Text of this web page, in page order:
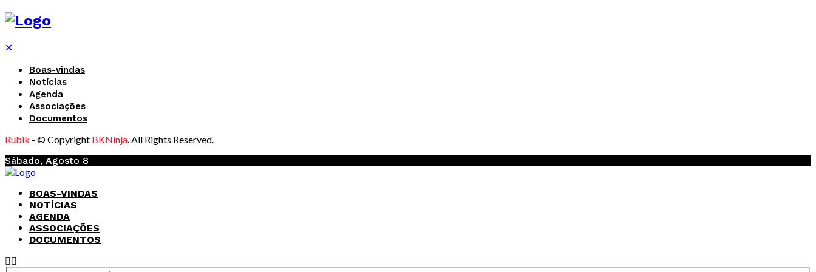
✕
Boas-vindas
Notícias
Agenda
Associações
Documentos
Rubik - © Copyright BKNinja. All Rights Reserved.
Sábado, Agosto 8
BOAS-VINDAS
NOTÍCIAS
AGENDA
ASSOCIAÇÕES
DOCUMENTOS